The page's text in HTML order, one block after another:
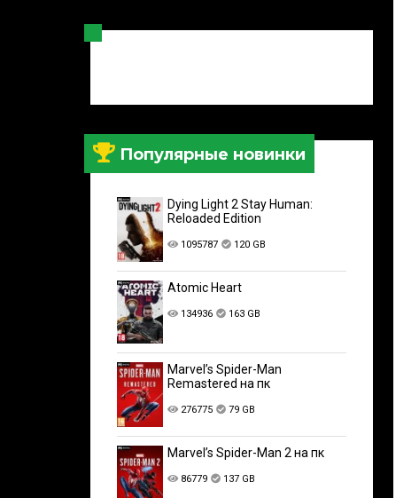
Популярные новинки
Dying Light 2 Stay Human:
Reloaded Edition
1095787 120 GB
Atomic Heart
134936 163 GB
Marvel’s Spider-Man
Remastered на пк
276775 79 GB
Marvel’s Spider-Man 2 на пк
86779 137 GB